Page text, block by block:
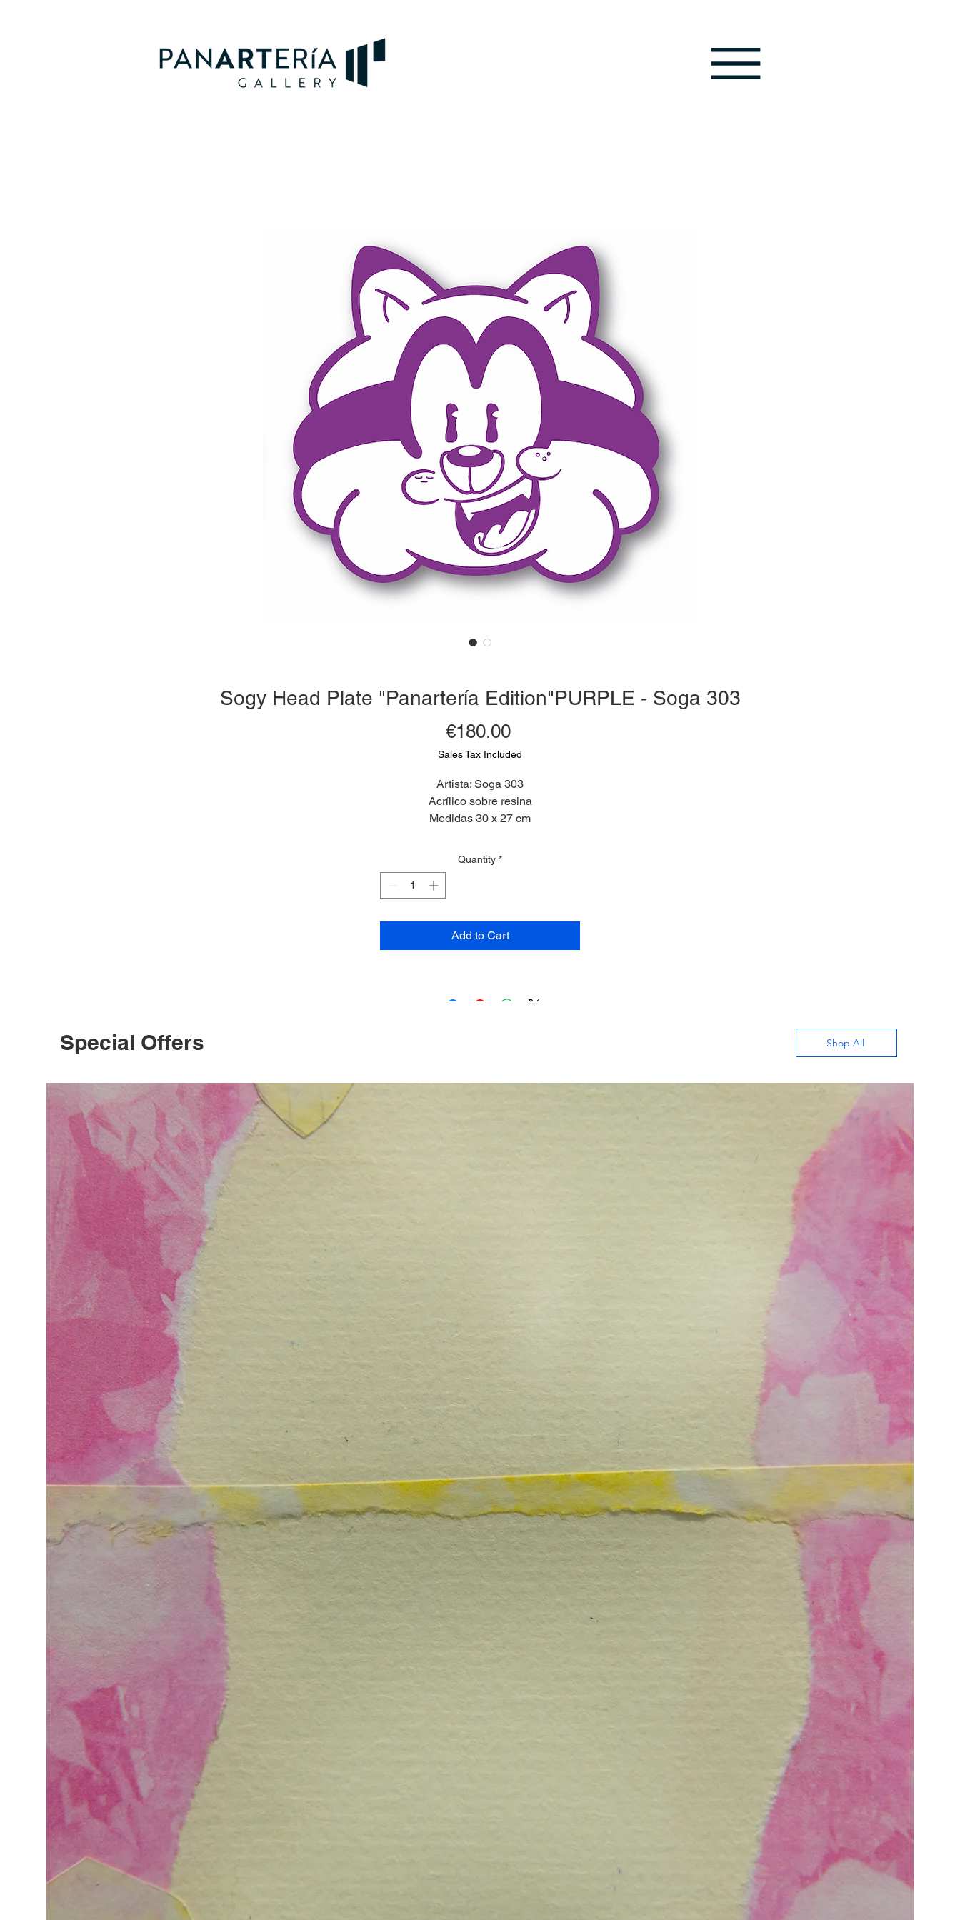
Sogy Head Plate "Panartería Edition"PURPLE - Soga 303
€180.00Price
Sales Tax Included
Artista: Soga 303
Acrílico sobre resina
Medidas 30 x 27 cm
Limited Edition 1/ 6
Quantity *
Add to Cart
Special Offers Shop All